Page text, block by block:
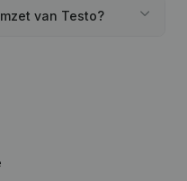
van Testo?